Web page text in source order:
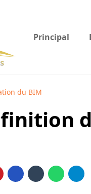
Principal
du BIM